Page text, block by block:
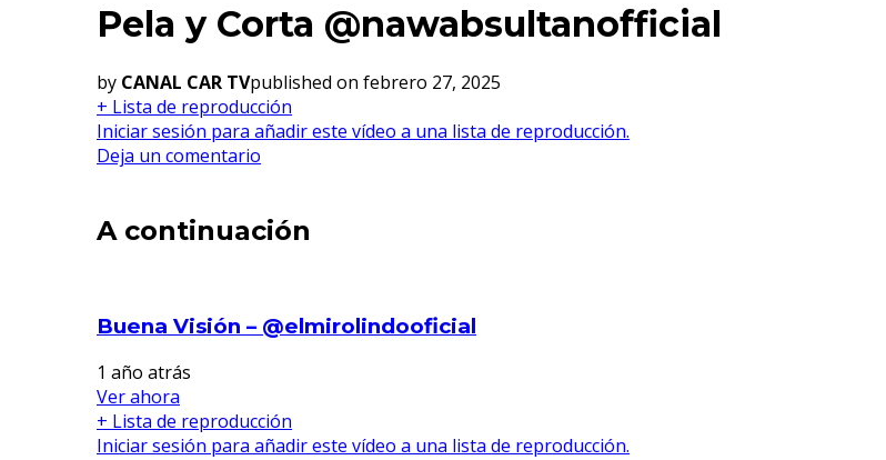
Pela y Corta @nawabsultanofficial
by CANAL CAR TVpublished on febrero 27, 2025
+ Lista de reproducción
Iniciar sesión para añadir este vídeo a una lista de reproducción.
Deja un comentario
A continuación
Buena Visión – @elmirolindooficial
1 año atrás
Ver ahora
+ Lista de reproducción
Iniciar sesión para añadir este vídeo a una lista de reproducción.